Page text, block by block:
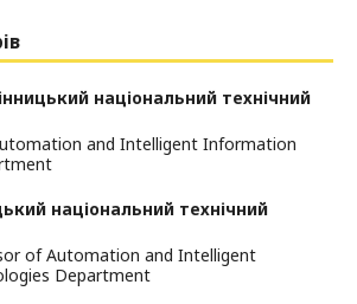
національний технічний
and Intelligent Information
національний технічний
of Automation and Intelligent
Department